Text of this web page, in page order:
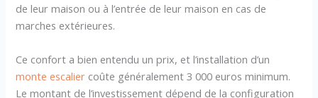
de leur maison ou à l’entrée de leur maison en cas de
marches extérieures.
Ce confort a bien entendu un prix, et l’installation d’un
monte escalier coûte généralement 3 000 euros minimum.
Le montant de l’investissement dépend de la configuration